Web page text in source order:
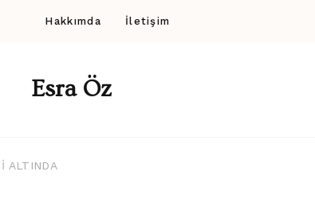
Hakkımda İletişim
Esra Öz
ALTINDA